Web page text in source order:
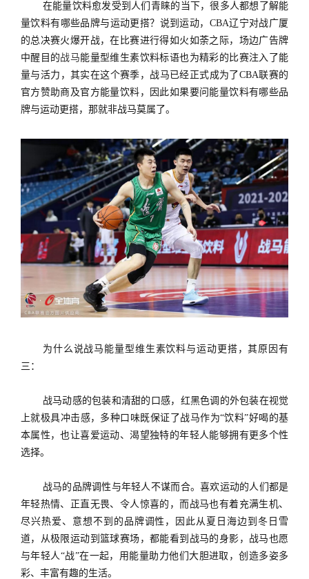
在能量饮料愈发受到人们青睐的当下，很多人都想了解能
量饮料有哪些品牌与运动更搭？说到运动， CBA辽宁对战广厦
的总决赛火爆开战，在比赛进行得如火如荼之际，场边广告牌
中醒目的战马能量型维生素饮料标语也为精彩的比赛注入了能
量与活力，其实在这个赛季，战马已经正式成为了CBA联赛的
官方赞助商及官方能量饮料，因此如果要问能量饮料有哪些品
牌与运动更搭，那就非战马莫属了。
为什么说战马能量型维生素饮料与运动更搭，其原因有
三：
战马动感的包装和清甜的口感，红黑色调的外包装在视觉
上就极具冲击感，多种口味既保证了战马作为“饮料”好喝的基
本属性，也让喜爱运动、渴望独特的年轻人能够拥有更多个性
选择。
战马的品牌调性与年轻人不谋而合。喜欢运动的人们都是
年轻热情、正直无畏、令人惊喜的，而战马也有着充满生机、
尽兴热爱、意想不到的品牌调性，因此从夏日海边到冬日雪
道，从极限运动到篮球赛场，都能看到战马的身影，战马也愿
与年轻人“战”在一起，用能量助力他们大胆进取，创造多姿多
彩、丰富有趣的生活。